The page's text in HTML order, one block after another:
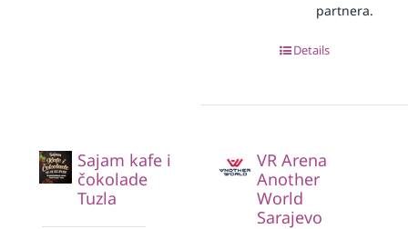
partnera.
Details
Sajam kafe i
čokolade
Tuzla
VR Arena
Another
World
Sarajevo